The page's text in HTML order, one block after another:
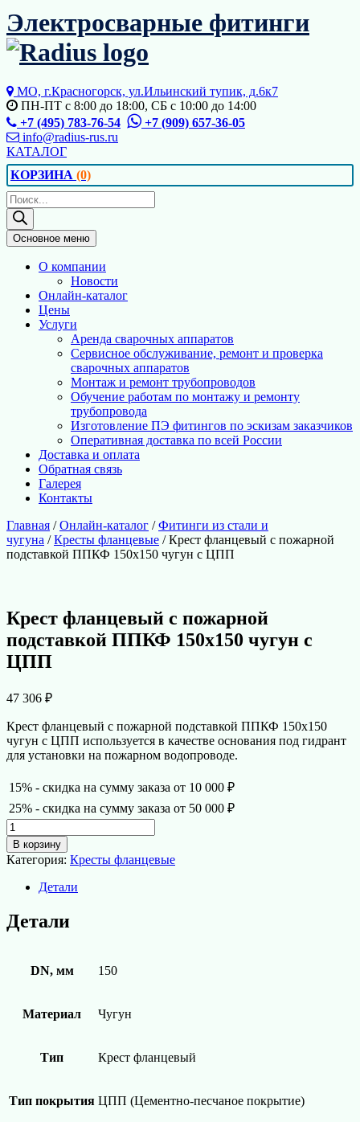
Перейти
к
содержимому
Электросварные фитинги
МО, г.Красногорск, ул.Ильинский тупик, д.6к7
ПН-ПТ с 8:00 до 18:00, СБ с 10:00 до 14:00
+7 (495) 783-76-54
+7 (909) 657-36-05
info@radius-rus.ru
КАТАЛОГ
КОРЗИНА (0)
Поиск
товаров
Основное меню
О компании
Новости
Онлайн-каталог
Цены
Услуги
Аренда сварочных аппаратов
Сервисное обслуживание, ремонт и проверка
сварочных аппаратов
Монтаж и ремонт трубопроводов
Обучение работам по монтажу и ремонту
трубопровода
Изготовление ПЭ фитингов по эскизам заказчиков
Оперативная доставка по всей России
Доставка и оплата
Обратная связь
Галерея
Контакты
Главная /Онлайн-каталог /Фитинги из стали и
чугуна /Кресты фланцевые / Крест фланцевый с пожарной
подставкой ППКФ 150х150 чугун с ЦПП
Крест фланцевый с пожарной
подставкой ППКФ 150х150 чугун с
ЦПП
47 306 ₽
Крест фланцевый с пожарной подставкой ППКФ 150х150
чугун с ЦПП используется в качестве основания под гидрант
для установки на пожарном водопроводе.
15% - скидка на сумму заказа от 10 000 ₽
25% - скидка на сумму заказа от 50 000 ₽
Количество
товара
Крест
фланцевый
пожарной
подставкой
ППКФ
В корзину
Категория: Кресты фланцевые
Детали
Детали
DN, мм 150
Материал Чугун
Тип Крест фланцевый
Тип покрытия ЦПП (Цементно-песчаное покрытие)